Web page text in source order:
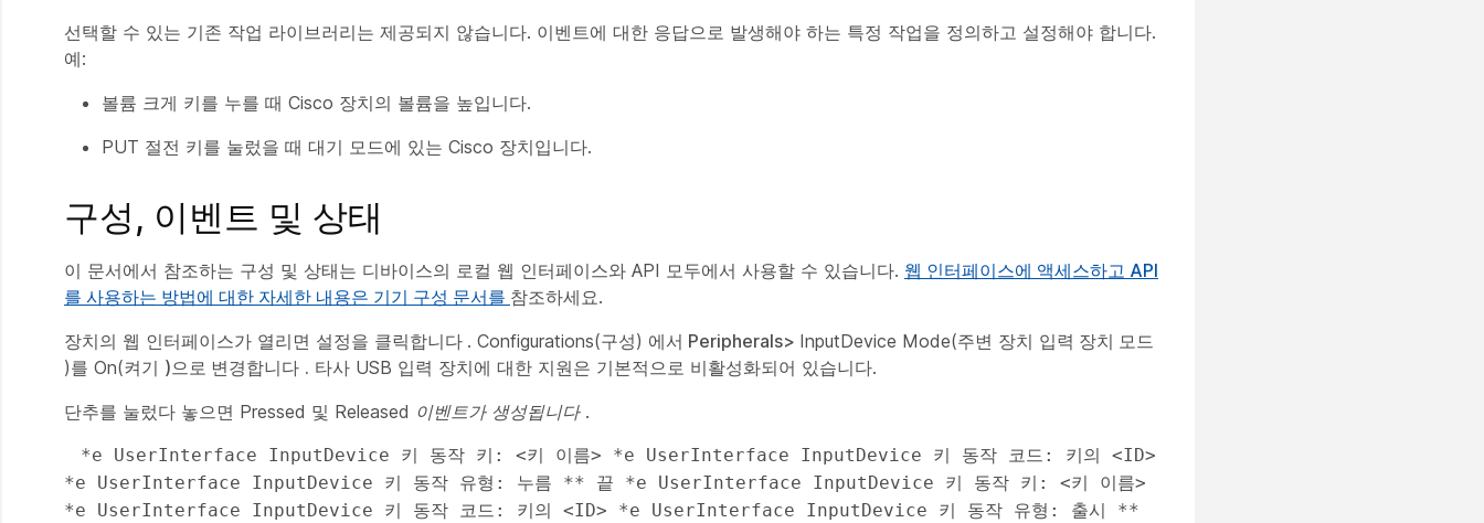
선택할 수 있는 기존 작업 라이브러리는 제공되지 않습니다. 이벤트에 대한 응답으로 발생해야 하는 특정 작업을 정의하고 설정해야 합니다.
예:
볼륨 크게 키를 누를 때 Cisco 장치의 볼륨을 높입니다.
PUT 절전 키를 눌렀을 때 대기 모드에 있는 Cisco 장치입니다.
구성, 이벤트 및 상태
이 문서에서 참조하는 구성 및 상태는 디바이스의 로컬 웹 인터페이스와 API 모두에서 사용할 수 있습니다. 웹 인터페이스에 액세스하고 API
를 사용하는 방법에 대한 자세한 내용은 기기 구성 문서를 참조하세요.
장치의 웹 인터페이스가 열리면 설정을 클릭합니다 . Configurations(구성) 에서 Peripherals> InputDevice Mode(주변 장치 입력 장치 모드
)를 On(켜기 )으로 변경합니다 . 타사 USB 입력 장치에 대한 지원은 기본적으로 비활성화되어 있습니다.
단추를 눌렀다 놓으면 Pressed 및 Released 이벤트가 생성됩니다.
*e UserInterface InputDevice 키 동작 유형: 누름 ** 끝 *e UserInterface InputDevice 키 동작 키: <키 이름>
*e UserInterface InputDevice 키 동작 코드: 키의 <ID> *e UserInterface InputDevice 키 동작 유형: 출시 **